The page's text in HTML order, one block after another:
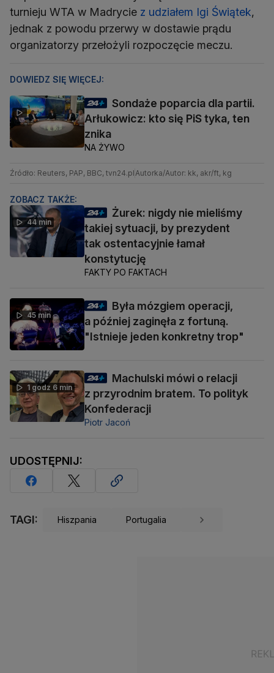
turnieju WTA w Madrycie z udziałem Igi Świątek,
jednak z powodu przerwy w dostawie prądu
organizatorzy przełożyli rozpoczęcie meczu.
DOWIEDZ SIĘ WIĘCEJ:
Sondaże poparcia dla partii.
Arłukowicz: kto się PiS tyka, ten
znika
NA ŻYWO
Źródło: Reuters, PAP, BBC, tvn24.plAutorka/Autor: kk, akr/ft, kg
ZOBACZ TAKŻE:
44 min
Żurek: nigdy nie mieliśmy
takiej sytuacji, by prezydent
tak ostentacyjnie łamał
konstytucję
FAKTY PO FAKTACH
45 min
Była mózgiem operacji,
a później zaginęła z fortuną.
"Istnieje jeden konkretny trop"
1 godz 6 min
Machulski mówi o relacji
z przyrodnim bratem. To polityk
Konfederacji
Piotr Jacoń
UDOSTĘPNIJ:
TAGI: Hiszpania Portugalia